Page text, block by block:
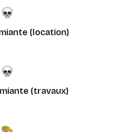
(location)
(travaux)